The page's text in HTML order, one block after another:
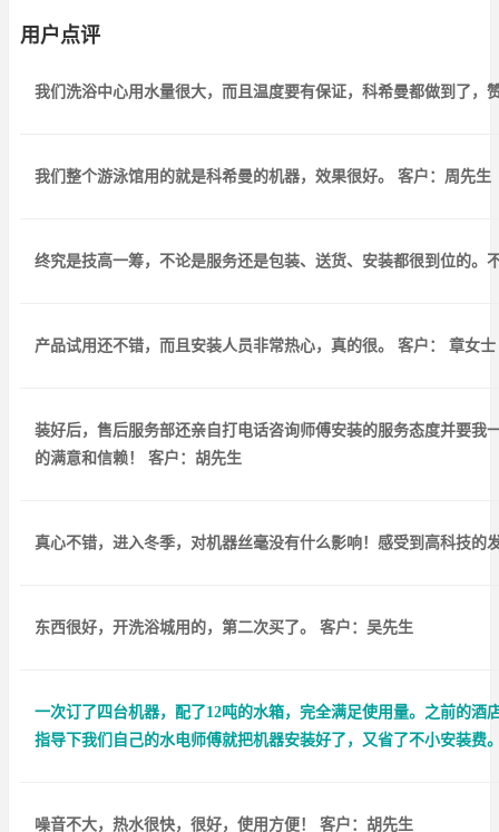
用户点评
我们洗浴中心用水量很大，而且温度要有保证，科希曼都做到了，
我们整个游泳馆用的就是科希曼的机器，效果很好。 客户：周先生
终究是技高一筹，不论是服务还是包装、送货、安装都很到位的。
产品试用还不错，而且安装人员非常热心，真的很。 客户： 章女士
装好后，售后服务部还亲自打电话咨询师傅安装的服务态度并要
的满意和信赖！ 客户：胡先生
真心不错，进入冬季，对机器丝毫没有什么影响！感受到高科技的
东西很好，开洗浴城用的，第二次买了。 客户：吴先生
一次订了四台机器，配了12吨的水箱，完全满足使用量。之前的
指导下我们自己的水电师傅就把机器安装好了，又省了不小安装费
噪音不大，热水很快，很好，使用方便！ 客户：胡先生